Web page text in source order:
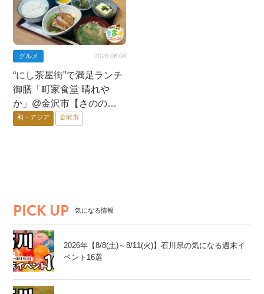
グルメ 2026.08.04
“にし茶屋街”で満足ランチ
御膳「町家食堂 晴れや
か」@金沢市【さののき
ままゴハン】
和・アジア 金沢市
PICK UP 気になる情報
2026年【8/8(土)～8/11(火)】石川県の気になる週末イ
ベント16選